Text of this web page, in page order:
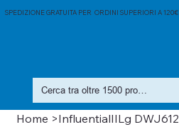
SPEDIZIONE GRATUITA PER ORDINI SUPERIORI A 120€
Home >InfluentialIILg DWJ612